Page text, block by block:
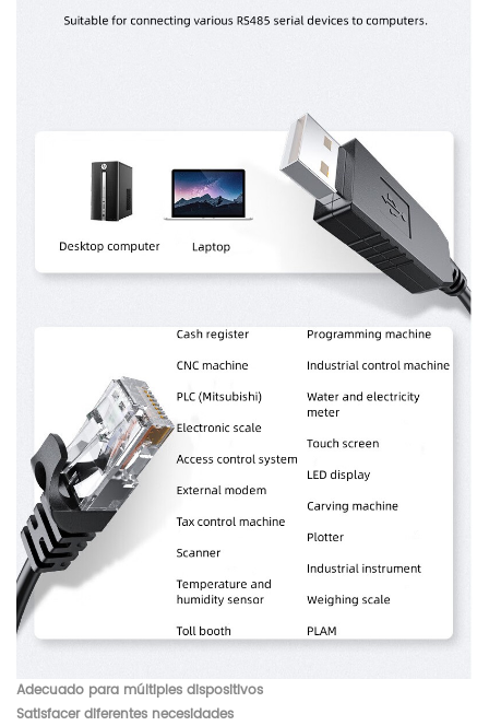
Adecuado para múltiples dispositivos
Satisfacer diferentes necesidades